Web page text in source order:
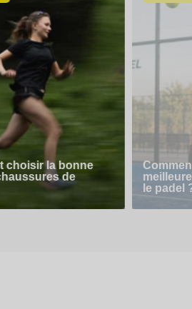
choisir la bonne
de
le padel